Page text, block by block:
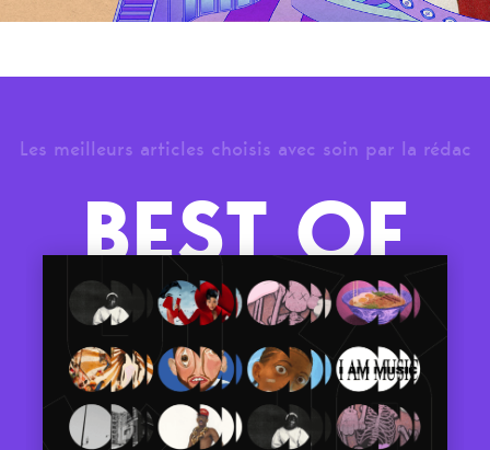
Les meilleurs articles choisis avec soin par la rédac
BEST OF